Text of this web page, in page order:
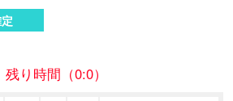
残り時間（0:0）